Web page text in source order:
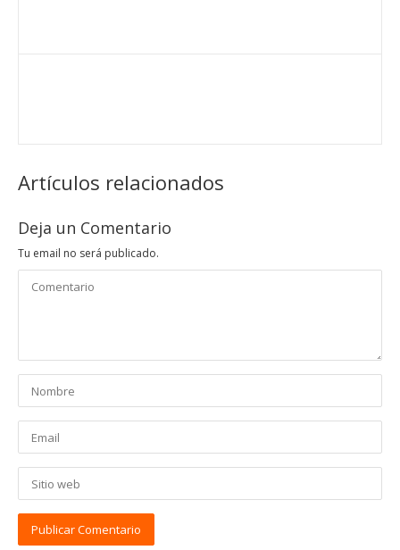
Artículos relacionados
Deja un Comentario
Tu email no será publicado.